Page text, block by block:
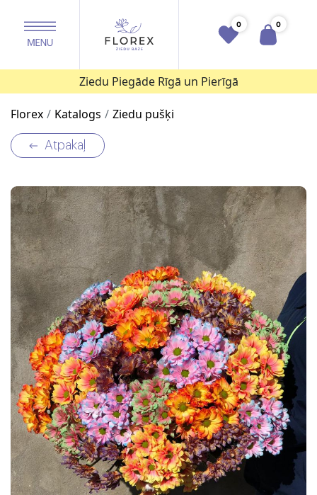
0 0
Ziedu Piegāde Rīgā un Pierīgā
Florex Katalogs Ziedu pušķi
Atpakaļ